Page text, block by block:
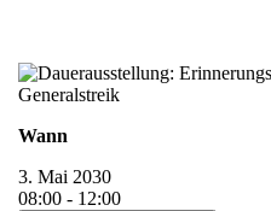
Wann
3. Mai 2030
08:00 - 12:00